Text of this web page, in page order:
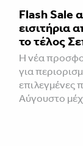
Flash Sale
εισιτήρια
το τέλος
Η νέα
για
επιλεγμένες
Αύγουστο